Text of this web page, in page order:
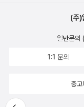
뒤로가
(주)
일반문의
1:1 문의
중